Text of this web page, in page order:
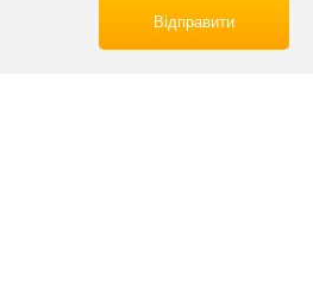
Відправити